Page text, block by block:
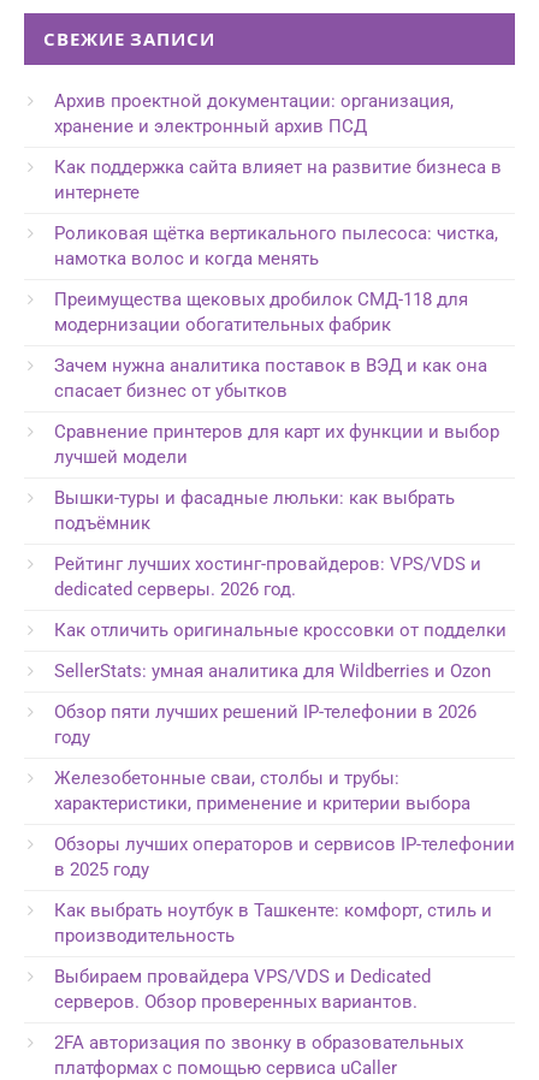
СВЕЖИЕ ЗАПИСИ
Архив проектной документации: организация,
хранение и электронный архив ПСД
Как поддержка сайта влияет на развитие бизнеса в
интернете
Роликовая щётка вертикального пылесоса: чистка,
намотка волос и когда менять
Преимущества щековых дробилок СМД-118 для
модернизации обогатительных фабрик
Зачем нужна аналитика поставок в ВЭД и как она
спасает бизнес от убытков
Сравнение принтеров для карт их функции и выбор
лучшей модели
Вышки-туры и фасадные люльки: как выбрать
подъёмник
Рейтинг лучших хостинг-провайдеров: VPS/VDS и
dedicated серверы. 2026 год.
Как отличить оригинальные кроссовки от подделки
SellerStats: умная аналитика для Wildberries и Ozon
Обзор пяти лучших решений IP-телефонии в 2026
году
Железобетонные сваи, столбы и трубы:
характеристики, применение и критерии выбора
Обзоры лучших операторов и сервисов IP-телефонии
в 2025 году
Как выбрать ноутбук в Ташкенте: комфорт, стиль и
производительность
Выбираем провайдера VPS/VDS и Dedicated
серверов. Обзор проверенных вариантов.
2FA авторизация по звонку в образовательных
платформах с помощью сервиса uCaller